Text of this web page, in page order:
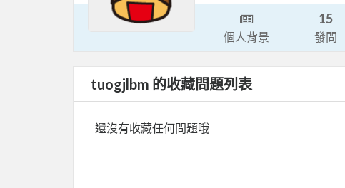
個人背景
15
發問
tuogjlbm 的收藏問題列表
還沒有收藏任何問題哦